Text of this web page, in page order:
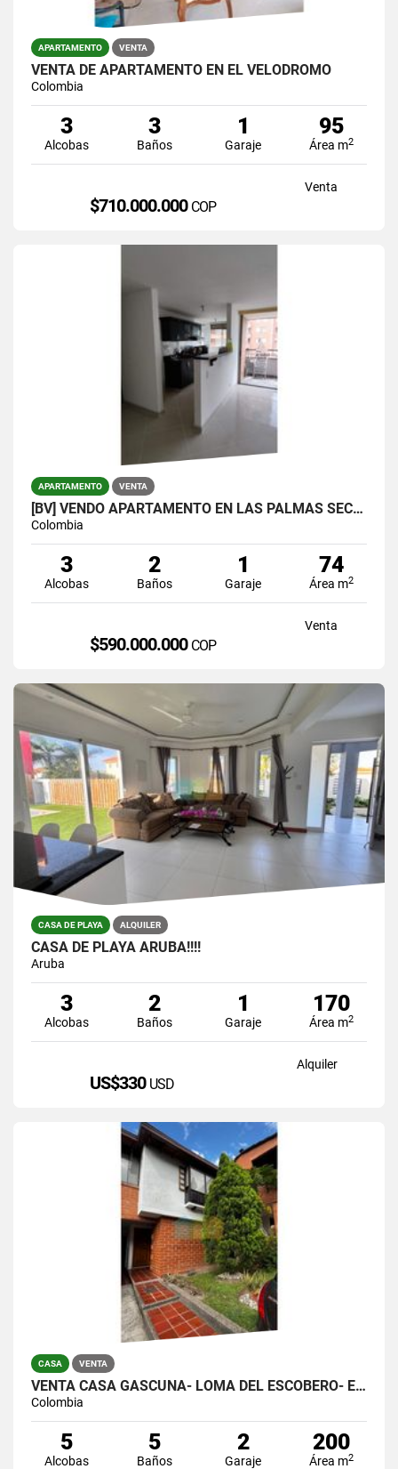
APARTAMENTO VENTA
VENTA DE APARTAMENTO EN EL VELODROMO
Colombia
3
Alcobas
3
Baños
1
Garaje
95
Área m2
Venta
$710.000.000 COP
APARTAMENTO VENTA
[BV] VENDO APARTAMENTO EN LAS PALMAS SECTOR LOMA DEL INDIO
Colombia
3
Alcobas
2
Baños
1
Garaje
74
Área m2
Venta
$590.000.000 COP
CASA DE PLAYA ALQUILER
CASA DE PLAYA ARUBA!!!!
Aruba
3
Alcobas
2
Baños
1
Garaje
170
Área m2
Alquiler
US$330 USD
CASA VENTA
VENTA CASA GASCUÑA- LOMA DEL ESCOBERO- ENVIGADO
Colombia
5
Alcobas
5
Baños
2
Garaje
200
Área m2